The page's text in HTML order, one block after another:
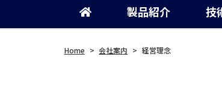
製品紹介 技
Home > 会社案内 > 経営理念